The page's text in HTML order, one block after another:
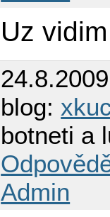
Uz
blog:
botneti a
Admin